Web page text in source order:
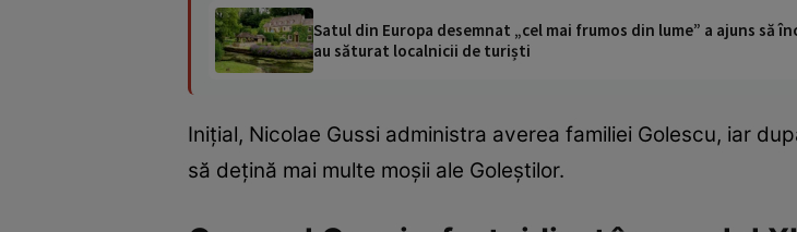
Satul din Europa desemnat „cel mai frumos din lume” a ajuns să
au săturat localnicii de turiști
Inițial, Nicolae Gussi administra averea familiei Golescu, iar
să dețină mai multe moșii ale Goleștilor.